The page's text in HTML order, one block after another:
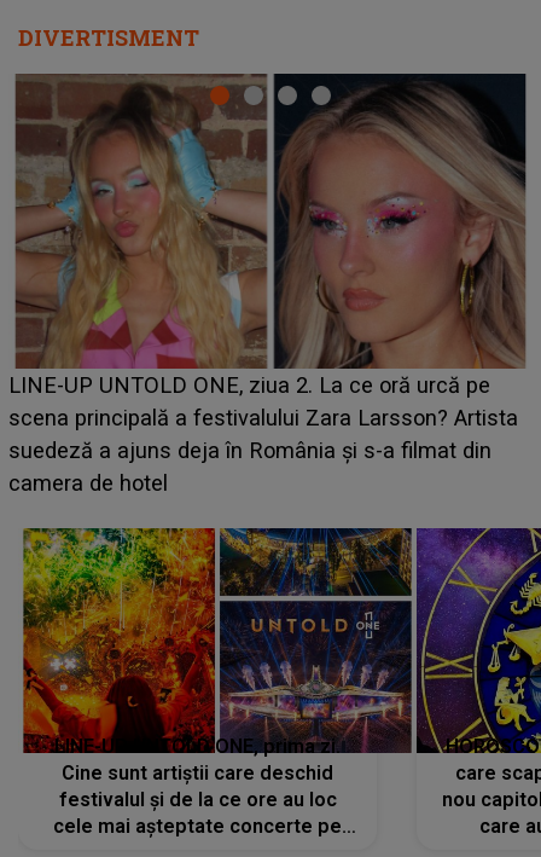
DIVERTISMENT
Ce a dezvăluit noua concurentă din "Casa Iubirii" l-a
luat prin surprindere pe Emanuel. CINE ESTE
BĂIATUL VIZAT de Alexandra?! Aflându-se în fața
faptului împlinit, A RECUNOSCUT IMEDIAT: "Am
LINE-UP UNTOLD ONE, prima zi.
Cine sunt artiștii care deschid
festivalul și de la ce ore au loc
cele mai așteptate concerte pe
care
nou
care